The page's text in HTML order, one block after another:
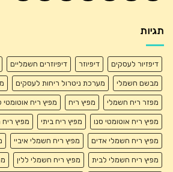
תגיות
דיפזיור לעסקים דיפיוזר דיפיוזרים חשמליים
מבשם חשמלי מערכת ניטרול ריחות לעסקים
מפזר ריח חשמלי מפיץ ריח מפיץ ריח
מפיץ ריח אוטומטי סנו מפיץ ריח ביתי מפיץ
מפיץ ריח חשמלי אדים מפיץ ריח חשמלי איביי
מפיץ ריח חשמלי לבית מפיץ ריח חשמלי ללין